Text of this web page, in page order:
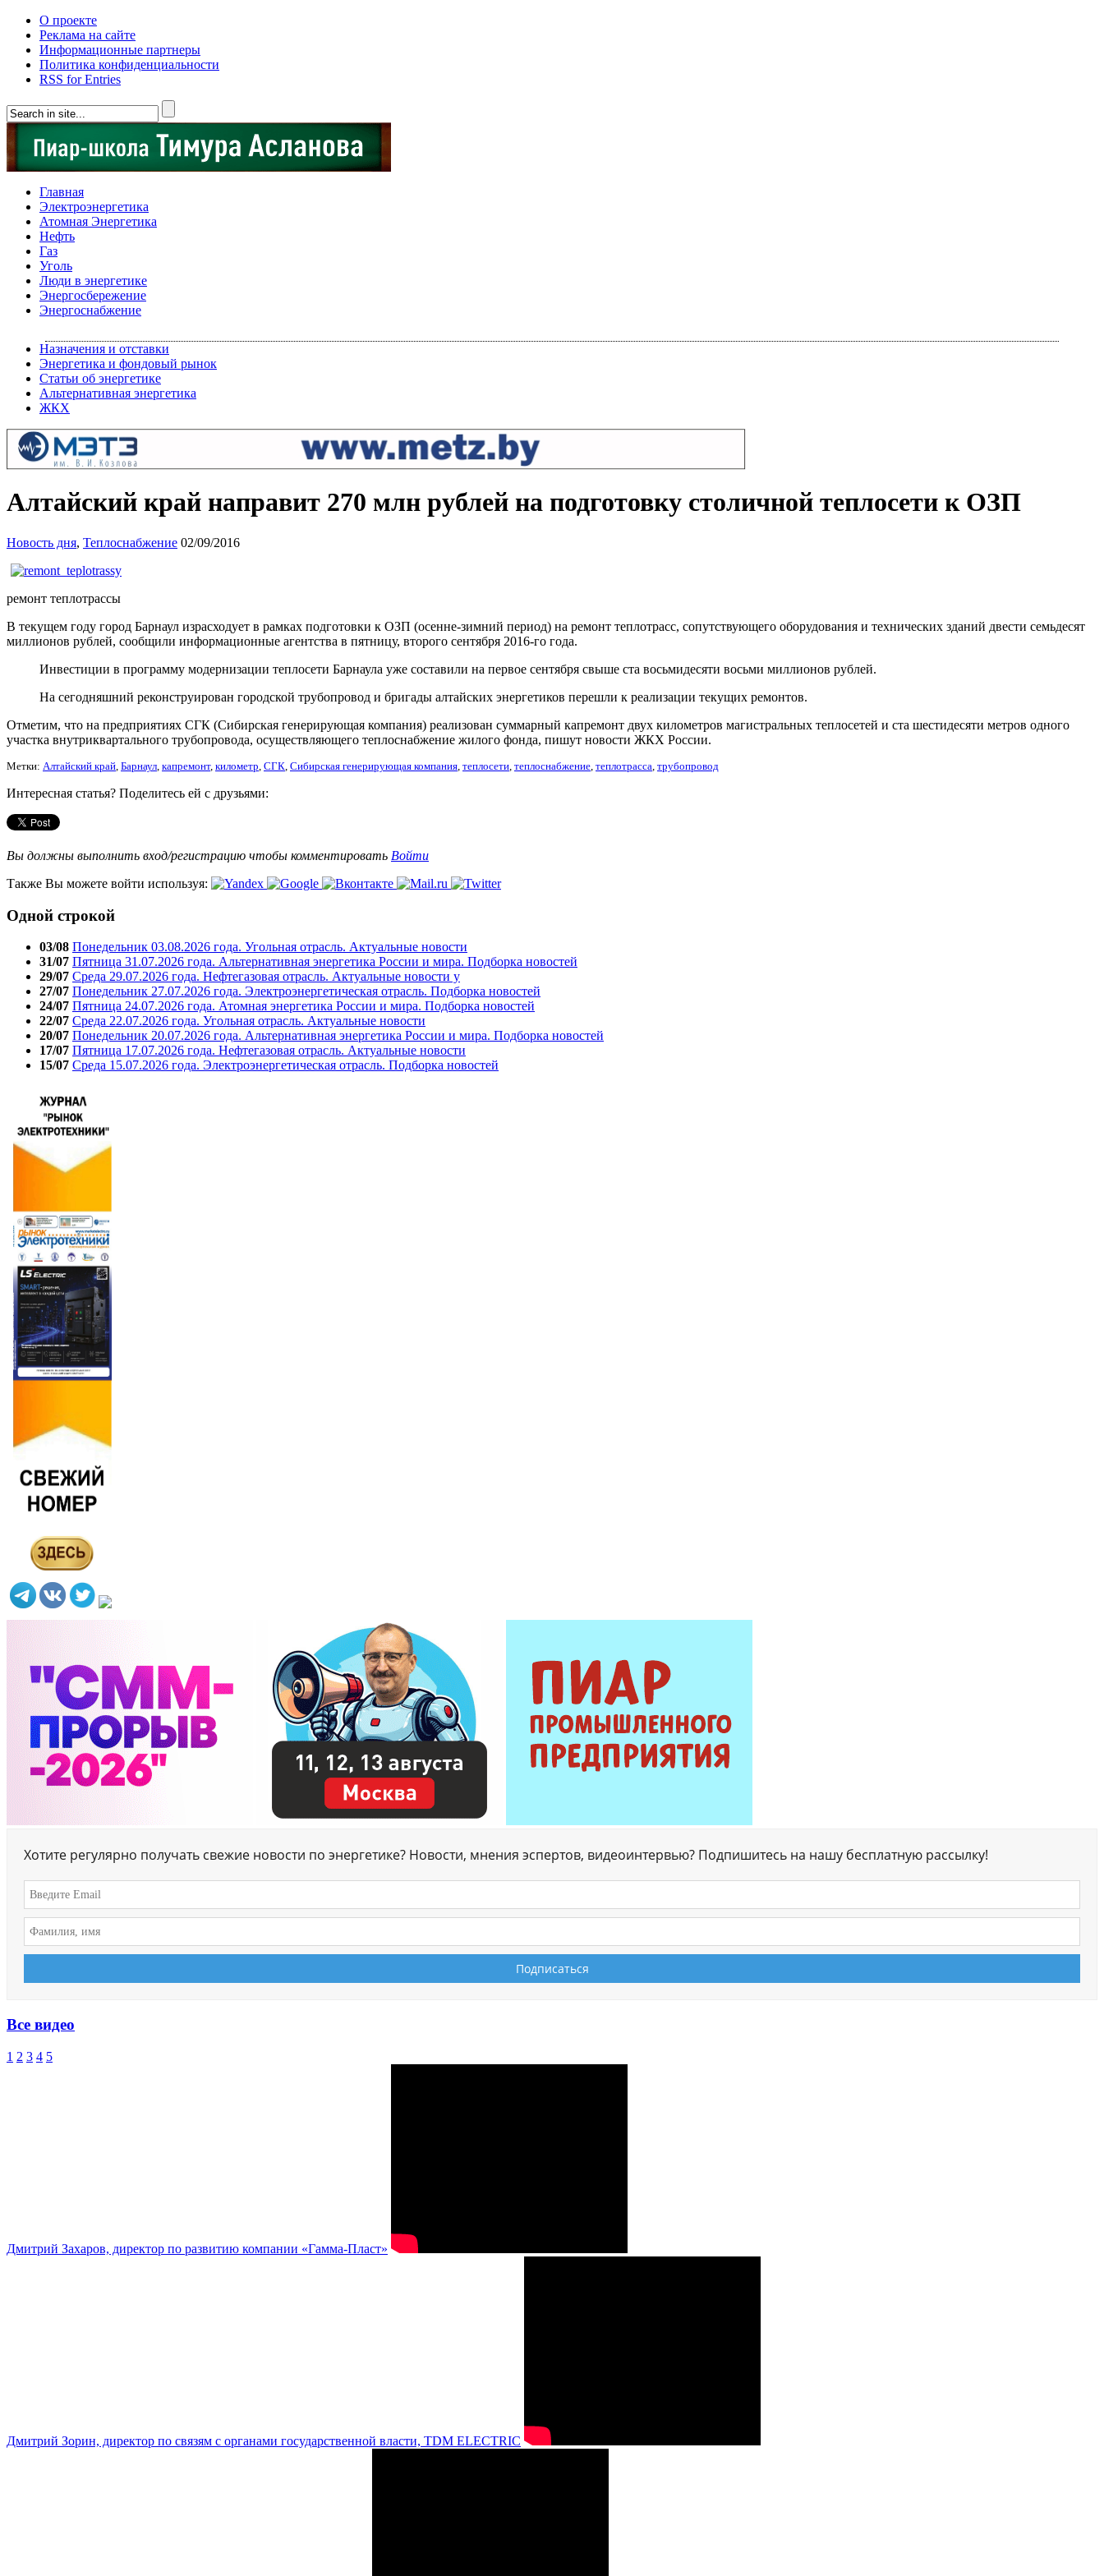
О проекте
Реклама на сайте
Информационные партнеры
Политика конфиденциальности
RSS for Entries
Главная
Электроэнергетика
Атомная Энергетика
Нефть
Газ
Уголь
Люди в энергетике
Энергосбережение
Энергоснабжение
Назначения и отставки
Энергетика и фондовый рынок
Статьи об энергетике
Альтернативная энергетика
ЖКХ
Алтайский край направит 270 млн рублей на подготовку столичной теплосети к ОЗП
Новость дня, Теплоснабжение 02/09/2016
ремонт теплотрассы
В текущем году город Барнаул израсходует в рамках подготовки к ОЗП (осенне-зимний период) на ремонт теплотрасс, сопутствующего оборудования и технических зданий двести семьдесят
миллионов рублей, сообщили информационные агентства в пятницу, второго сентября 2016-го года.
Инвестиции в программу модернизации теплосети Барнаула уже составили на первое сентября свыше ста восьмидесяти восьми миллионов рублей.
На сегодняшний реконструирован городской трубопровод и бригады алтайских энергетиков перешли к реализации текущих ремонтов.
Отметим, что на предприятиях СГК (Сибирская генерирующая компания) реализован суммарный капремонт двух километров магистральных теплосетей и ста шестидесяти метров одного
участка внутриквартального трубопровода, осуществляющего теплоснабжение жилого фонда, пишут новости ЖКХ России.
Метки: Алтайский край, Барнаул, капремонт, километр, СГК, Сибирская генерирующая компания, теплосети, теплоснабжение, теплотрасса, трубопровод
Интересная статья? Поделитесь ей с друзьями:
Вы должны выполнить вход/регистрацию чтобы комментировать Войти
Также Вы можете войти используя:
Одной строкой
03/08 Понедельник 03.08.2026 года. Угольная отрасль. Актуальные новости
31/07 Пятница 31.07.2026 года. Альтернативная энергетика России и мира. Подборка новостей
29/07 Среда 29.07.2026 года. Нефтегазовая отрасль. Актуальные новости у
27/07 Понедельник 27.07.2026 года. Электроэнергетическая отрасль. Подборка новостей
24/07 Пятница 24.07.2026 года. Атомная энергетика России и мира. Подборка новостей
22/07 Среда 22.07.2026 года. Угольная отрасль. Актуальные новости
20/07 Понедельник 20.07.2026 года. Альтернативная энергетика России и мира. Подборка новостей
17/07 Пятница 17.07.2026 года. Нефтегазовая отрасль. Актуальные новости
15/07 Среда 15.07.2026 года. Электроэнергетическая отрасль. Подборка новостей
Хотите регулярно получать свежие новости по энергетике? Новости, мнения эспертов, видеоинтервью? Подпишитесь на нашу бесплатную рассылку!
Все видео
1 2 3 4 5
Дмитрий Захаров, директор по развитию компании «Гамма-Пласт»
Дмитрий Зорин, директор по связям с органами государственной власти, TDM ELECTRIC